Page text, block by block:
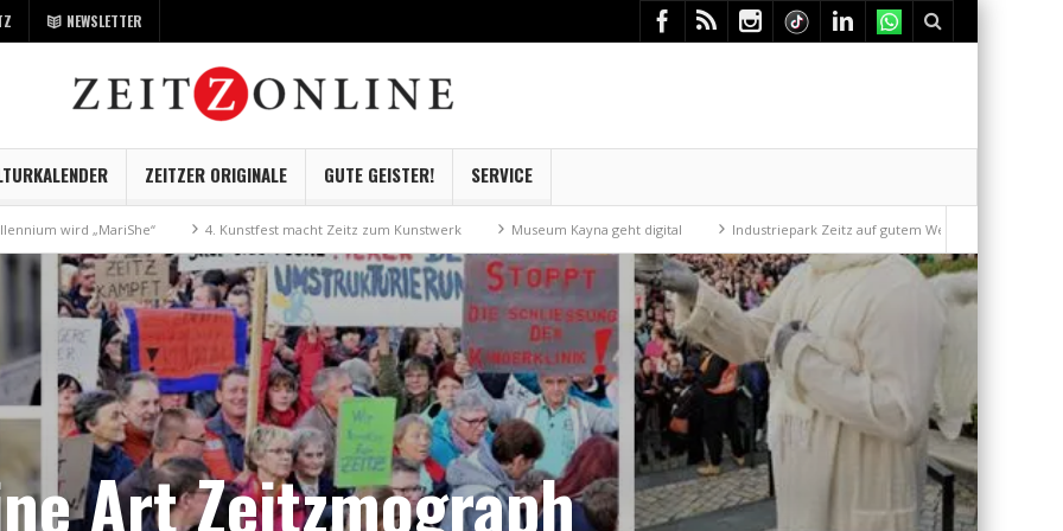
NEWSLETTER
ZEITZER ORIGINALE GUTE GEISTER! SERVICE
4. Kunstfest macht Zeitz zum Kunstwerk Museum Kayna geht digital Industriepark Zeitz auf gutem Weg Mit der Drahtseilbahn
Art Zeitzmograph